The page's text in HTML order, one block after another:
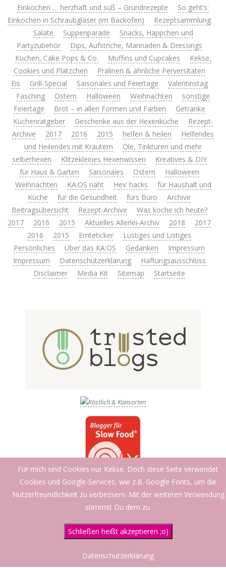
Einkochen … herzhaft und süß – Grundrezepte
So geht’s:
Einkochen in Schraubgläser (im Backofen)
Rezeptsammlung
Salate
Suppenparade
Snacks, Häppchen und
Partyzubehör
Dips, Aufstriche, Marinaden & Dressings
Kuchen, Cake Pops & Co.
Muffins und Cupcakes
Kekse,
Cookies und Plätzchen
Pralinen & ähnliche Perversitäten
Eis
Grill-Special Saisonales und Feiertage
Valentinstag
Fasching
Ostern Halloween Weihnachten
sonstige
Feiertage
Brot – in allen Formen und Farben
Getränke
Küchenratgeber
Geschenke aus der Hexenküche
Rezept-
Archive
2017 2016 2015 helfen & heilen
Helfendes
und Heilendes mit Kräutern
Öle, Tinkturen und mehr
selberhexen
Klitzekleines Hexenwissen
Kreatives & DIY
für Haus & Garten
Saisonales Ostern
Halloween
Weihnachten
KA:OS näht Hex’ hacks
für Haushalt und
Küche
für die Gesundheit fürs Büro
Archive
Beitragsübersicht
Rezept-Archive
Was koche ich heute?
2017
2016 2015 Aktuelles Allerlei-Archiv 2018
2017
2016
2015 Ernteticker
Lustiges und Listiges
Persönliches
Über das KA:OS Gedanken
Impressum
Impressum
Datenschutzerklärung
Haftungsausschluss
Disclaimer
Media Kit Sitemap Startseite
Für mich sind Cookies nur Kekse. Doch diese Seite verwendet
Cookies und Google-Services, wie z.B. Google Fonts, um die
Nutzerfreundlichkeit zu verbessern. Mit der weiteren Verwendung
stimmst Du dem zu.
Schließen heißt akzeptieren ;o)
Datenschutzerklärung